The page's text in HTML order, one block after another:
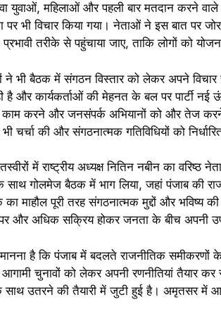
युवाओं, महिलाओं और पहली बार मतदान करने वाले
पर भी विचार किया गया। नेताओं ने इस बात पर
तरीके से पहुंचाया जाए, ताकि लोगों को
ने भी बैठक में संगठन विस्तार को लेकर अपने
है और कार्यकर्ताओं की मेहनत के बल पर पार्टी
करने और जनसंपर्क अभियानों को और तेज
चर्चा की और संगठनात्मक गतिविधियों को
तस्वीरों में राष्ट्रीय अध्यक्ष नितिन नबीन का
गोलमेज बैठक में भाग लिया, जहां पंजाब की
का माहौल पूरी तरह संगठनात्मक मुद्दों और
पर और अधिक सक्रिय होकर जनता के बीच अपनी
है कि पंजाब में बदलते राजनीतिक समीकरणों
आगामी चुनावों को लेकर अपनी रणनीतियां तैयार
साथ उतरने की तैयारी में जुटी हुई है। अमृतसर